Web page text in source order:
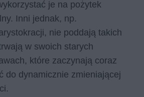
je na pożytek
Inni jednak, np.
nie poddają takich
w swoich starych
które zaczynają coraz
do dynamicznie zmieniającej